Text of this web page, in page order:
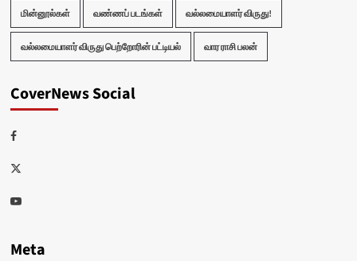
மின்னூல்கள் வண்ணப் படங்கள் வல்லமையாளர் விருது!
வல்லமையாளர் விருது பெற்றோரின் பட்டியல் வார ராசி பலன்
CoverNews Social
Facebook
Twitter
Youtube
Meta